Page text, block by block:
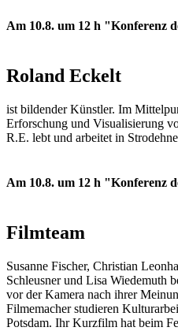
Am 10.8. um 12 h "Konferenz
Roland Eckelt
ist bildender Künstler. Im
Erforschung und Visualisierung
R.E. lebt und arbeitet in
Am 10.8. um 12 h "Konferenz
Filmteam
Susanne Fischer, Christian
Schleusner und Lisa Wiedemuth
vor der Kamera nach ihrer
Filmemacher studieren
Potsdam. Ihr Kurzfilm hat beim